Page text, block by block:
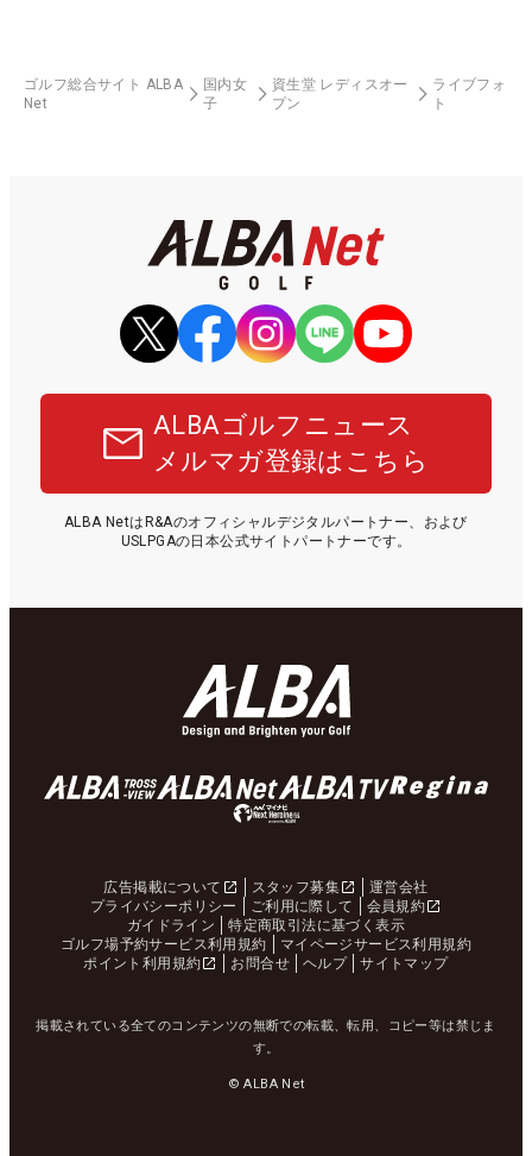
ゴルフ総合サイト ALBA
Net
国内女
子
資生堂 レディスオー
プン
ライブフォ
ト
ALBAゴルフニュース
メルマガ登録はこちら
ALBA NetはR&Aのオフィシャルデジタルパートナー、および
USLPGAの日本公式サイトパートナーです。
広告掲載について スタッフ募集
運営会社
プライバシーポリシー
ご利用に際して
会員規約
ガイドライン
特定商取引法に基づく表示
ゴルフ場予約サービス利用規約
マイページサービス利用規約
ポイント利用規約
お問合せ ヘルプ サイトマップ
掲載されている全てのコンテンツの無断での転載、転用、コピー等は禁じま
す。
© ALBA Net